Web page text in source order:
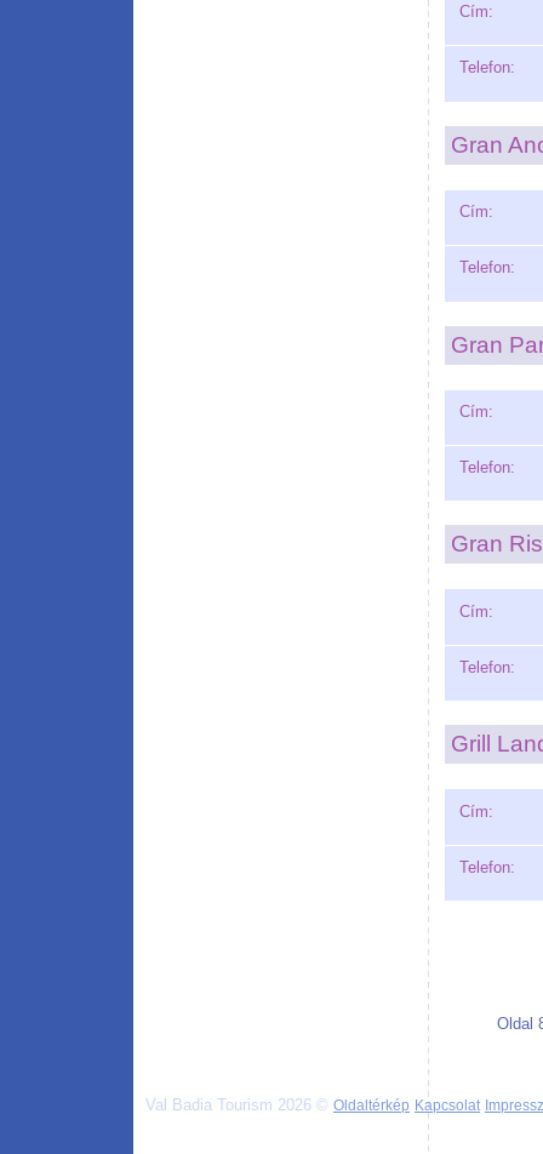
Cím:
Telefon:
Gran
Cím:
Telefon:
Gran
Cím:
Telefon:
Gran
Cím:
Telefon:
Grill
Cím:
Telefon:
Oldal
Val Badia Tourism 2026 © Oldaltérkép Kapcsolat